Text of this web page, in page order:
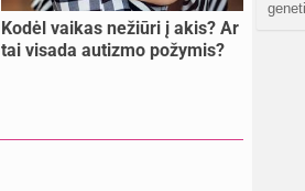
Kodėl vaikas nežiūri į akis? Ar
tai visada autizmo požymis?